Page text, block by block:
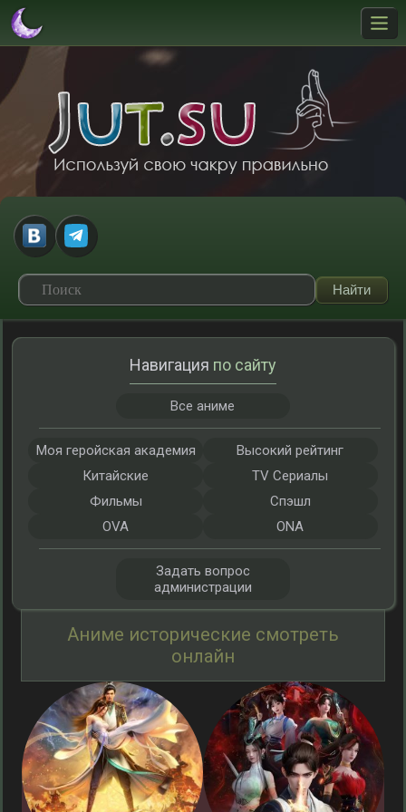
Аниме исторические смотреть
онлайн
Навигация по сайту
Все аниме
Моя геройская академия
Высокий рейтинг
Китайские
TV Сериалы
Фильмы
Спэшл
OVA
ONA
Задать вопрос
администрации